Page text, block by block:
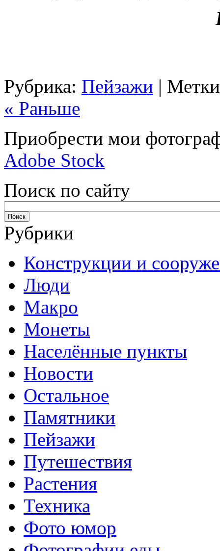
Рубрика: Пейзажи |
« Раньше
Приобрести мои
Adobe Stock
Поиск по сайту
Рубрики
Конструкции и
Люди
Макро
Монеты
Населённые пункты
Новости
Остальное
Памятники
Пейзажи
Путешествия
Растения
Техника
Фото юмор